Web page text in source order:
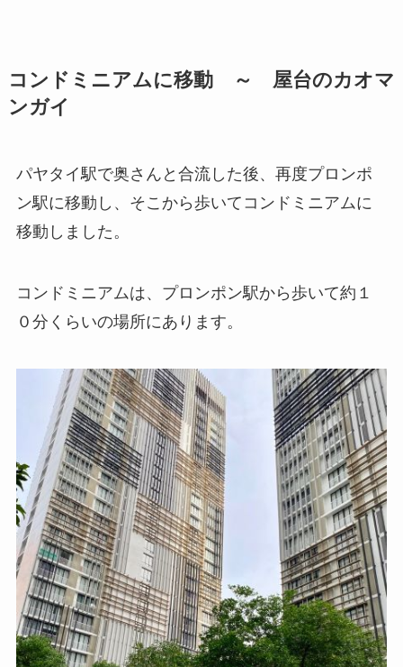
コンドミニアムに移動 ～ 屋台のカオマ
ンガイ
パヤタイ駅で奥さんと合流した後、再度プロンポ
ン駅に移動し、そこから歩いてコンドミニアムに
移動しました。
コンドミニアムは、プロンポン駅から歩いて約１
０分くらいの場所にあります。